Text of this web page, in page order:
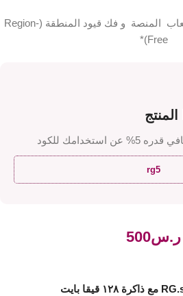
*خيار البرمجة يشمل اشهر العاب المنصة و فك قيود المنطقة (Region-
Free)*
للكود
rg5
ر.س